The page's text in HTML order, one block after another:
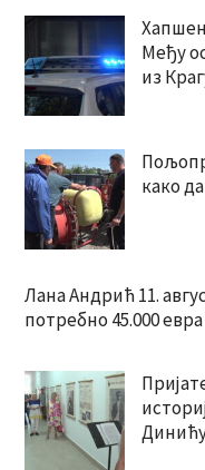
Међу
из
како
Лана Андрић 11.
потребно 45.000 евра